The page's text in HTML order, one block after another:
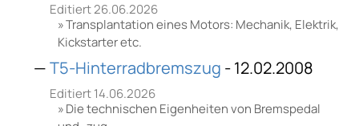
Editiert 26.06.2026
Transplantation eines Motors: Mechanik, Elektrik,
Kickstarter etc.
T5-Hinterradbremszug - 12.02.2008
Editiert 14.06.2026
Die technischen Eigenheiten von Bremspedal